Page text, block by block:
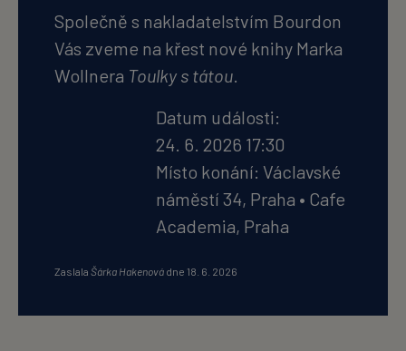
Společně s nakladatelstvím Bourdon
Vás zveme na křest nové knihy Marka
Wollnera Toulky s tátou.
Datum události:
24. 6. 2026 17:30
Místo konání: Václavské
náměstí 34, Praha • Cafe
Academia, Praha
Zaslala Šárka Hakenová dne 18. 6. 2026